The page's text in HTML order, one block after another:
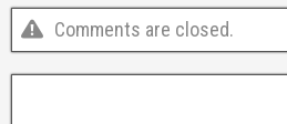
Comments are closed.